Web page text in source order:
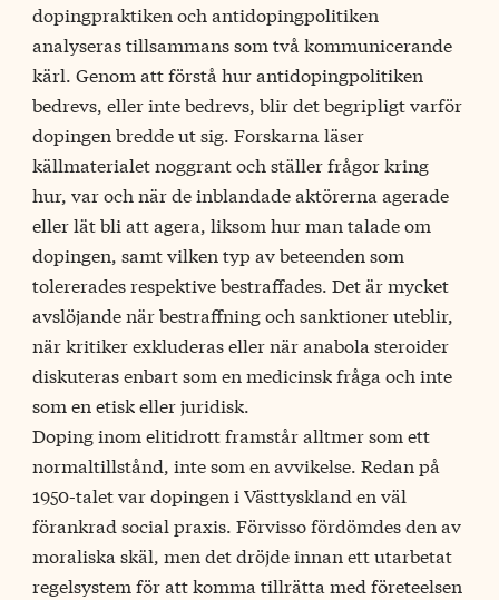
dopingpraktiken och antidopingpolitiken
analyseras tillsammans som två kommunicerande
kärl. Genom att förstå hur antidopingpolitiken
bedrevs, eller inte bedrevs, blir det begripligt varför
dopingen bredde ut sig. Forskarna läser
källmaterialet noggrant och ställer frågor kring
hur, var och när de inblandade aktörerna agerade
eller lät bli att agera, liksom hur man talade om
dopingen, samt vilken typ av beteenden som
tolererades respektive bestraffades. Det är mycket
avslöjande när bestraffning och sanktioner uteblir,
när kritiker exkluderas eller när anabola steroider
diskuteras enbart som en medicinsk fråga och inte
som en etisk eller juridisk.
Doping inom elitidrott framstår alltmer som ett
normaltillstånd, inte som en avvikelse. Redan på
1950-talet var dopingen i Västtyskland en väl
förankrad social praxis. Förvisso fördömdes den av
moraliska skäl, men det dröjde innan ett utarbetat
regelsystem för att komma tillrätta med företeelsen